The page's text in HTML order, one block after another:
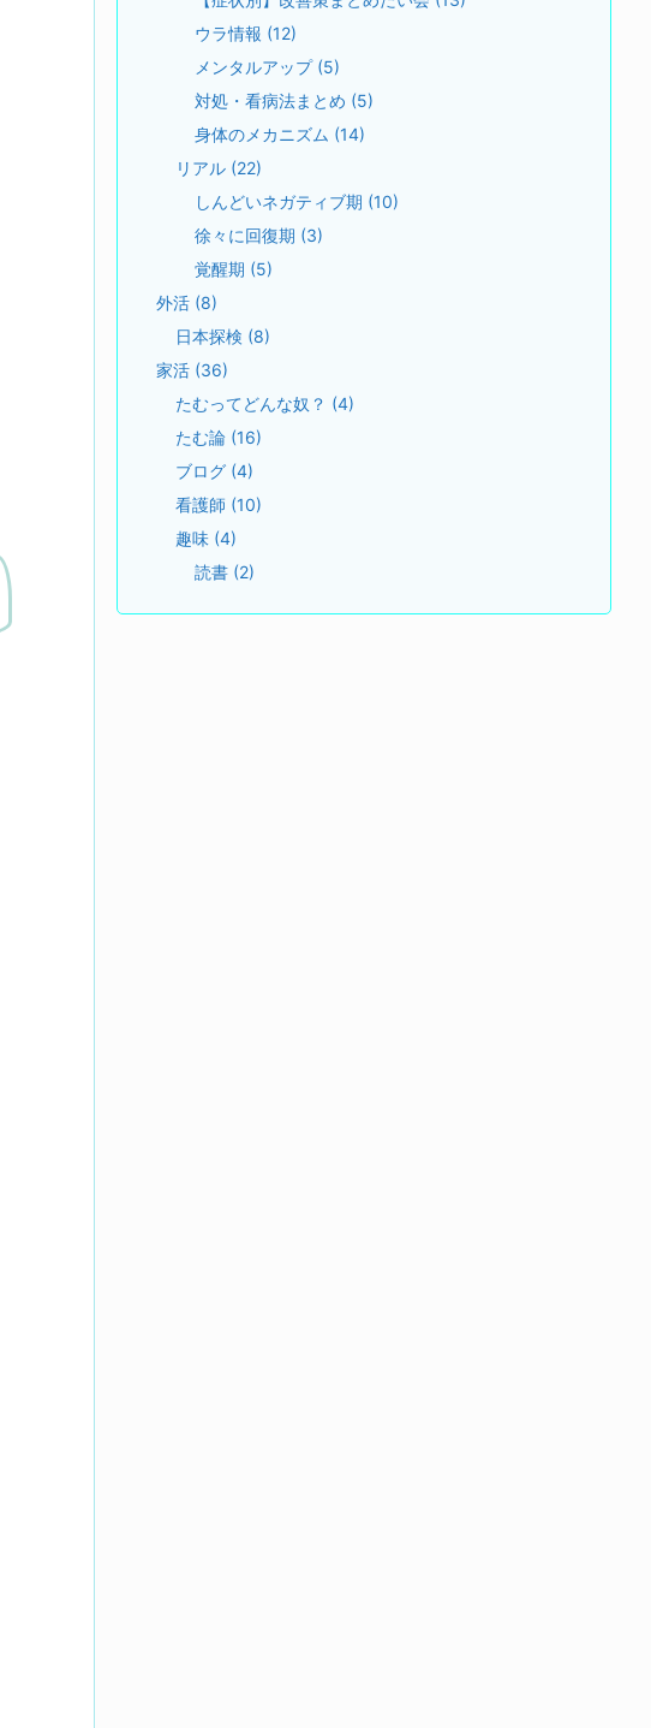
ウラ情報 (12)
メンタルアップ (5)
対処・看病法まとめ (5)
身体のメカニズム (14)
リアル (22)
しんどいネガティブ期 (10)
徐々に回復期 (3)
覚醒期 (5)
外活 (8)
日本探検 (8)
家活 (36)
たむってどんな奴？ (4)
たむ論 (16)
ブログ (4)
看護師 (10)
趣味 (4)
読書 (2)